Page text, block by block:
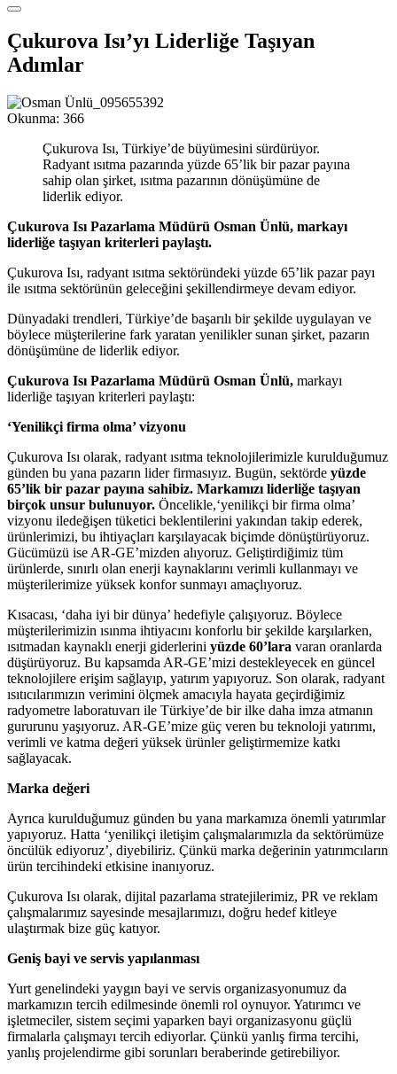
Çukurova Isı’yı Liderliğe Taşıyan
Adımlar
Okunma: 366
Çukurova Isı, Türkiye’de büyümesini sürdürüyor.
Radyant ısıtma pazarında yüzde 65’lik bir pazar payına
sahip olan şirket, ısıtma pazarının dönüşümüne de
liderlik ediyor.
Çukurova Isı Pazarlama Müdürü Osman Ünlü, markayı
liderliğe taşıyan kriterleri paylaştı.
Çukurova Isı, radyant ısıtma sektöründeki yüzde 65’lik pazar payı
ile ısıtma sektörünün geleceğini şekillendirmeye devam ediyor.
Dünyadaki trendleri, Türkiye’de başarılı bir şekilde uygulayan ve
böylece müşterilerine fark yaratan yenilikler sunan şirket, pazarın
dönüşümüne de liderlik ediyor.
Çukurova Isı Pazarlama Müdürü Osman Ünlü, markayı
liderliğe taşıyan kriterleri paylaştı:
‘Yenilikçi firma olma’ vizyonu
Çukurova Isı olarak, radyant ısıtma teknolojilerimizle kurulduğumuz
günden bu yana pazarın lider firmasıyız. Bugün, sektörde yüzde
65’lik bir pazar payına sahibiz. Markamızı liderliğe taşıyan
birçok unsur bulunuyor. Öncelikle,‘yenilikçi bir firma olma’
vizyonu iledeğişen tüketici beklentilerini yakından takip ederek,
ürünlerimizi, bu ihtiyaçları karşılayacak biçimde dönüştürüyoruz.
Gücümüzü ise AR-GE’mizden alıyoruz. Geliştirdiğimiz tüm
ürünlerde, sınırlı olan enerji kaynaklarını verimli kullanmayı ve
müşterilerimize yüksek konfor sunmayı amaçlıyoruz.
Kısacası, ‘daha iyi bir dünya’ hedefiyle çalışıyoruz. Böylece
müşterilerimizin ısınma ihtiyacını konforlu bir şekilde karşılarken,
ısıtmadan kaynaklı enerji giderlerini yüzde 60’lara varan oranlarda
düşürüyoruz. Bu kapsamda AR-GE’mizi destekleyecek en güncel
teknolojilere erişim sağlayıp, yatırım yapıyoruz. Son olarak, radyant
ısıtıcılarımızın verimini ölçmek amacıyla hayata geçirdiğimiz
radyometre laboratuvarı ile Türkiye’de bir ilke daha imza atmanın
gururunu yaşıyoruz. AR-GE’mize güç veren bu teknoloji yatırımı,
verimli ve katma değeri yüksek ürünler geliştirmemize katkı
sağlayacak.
Marka değeri
Ayrıca kurulduğumuz günden bu yana markamıza önemli yatırımlar
yapıyoruz. Hatta ‘yenilikçi iletişim çalışmalarımızla da sektörümüze
öncülük ediyoruz’, diyebiliriz. Çünkü marka değerinin yatırımcıların
ürün tercihindeki etkisine inanıyoruz.
Çukurova Isı olarak, dijital pazarlama stratejilerimiz, PR ve reklam
çalışmalarımız sayesinde mesajlarımızı, doğru hedef kitleye
ulaştırmak bize güç katıyor.
Geniş bayi ve servis yapılanması
Yurt genelindeki yaygın bayi ve servis organizasyonumuz da
markamızın tercih edilmesinde önemli rol oynuyor. Yatırımcı ve
işletmeciler, sistem seçimi yaparken bayi organizasyonu güçlü
firmalarla çalışmayı tercih ediyorlar. Çünkü yanlış firma tercihi,
yanlış projelendirme gibi sorunları beraberinde getirebiliyor.